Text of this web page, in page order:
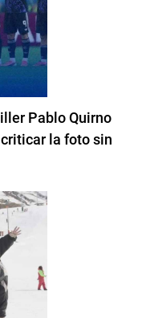
Pablo Quirno
la foto sin